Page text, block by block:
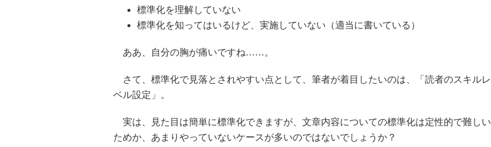
標準化を理解していない
標準化を知ってはいるけど、実施していない（適当に書いている）
ああ、自分の胸が痛いですね……。
さて、標準化で見落とされやすい点として、筆者が着目したいのは、「読者のスキルレ
ベル設定」。
実は、見た目は簡単に標準化できますが、文章内容についての標準化は定性的で難しい
ためか、あまりやっていないケースが多いのではないでしょうか？